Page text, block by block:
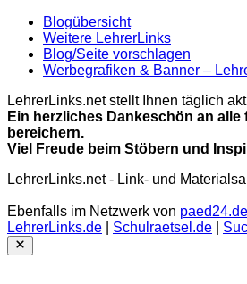
Blogübersicht
Weitere LehrerLinks
Blog/Seite vorschlagen
Werbegrafiken & Banner –
LehrerLinks.net stellt Ihnen täglich
Ein herzliches Dankeschön an
bereichern.
Viel Freude beim Stöbern und
LehrerLinks.net - Link- und
Ebenfalls im Netzwerk von paed24.de
LehrerLinks.de
Schulraetsel.de
Close